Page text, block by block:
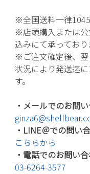
※全国送料一律
※店頭購入または
込みにて承っており
※ご注文確定後、
状況により発送迄
す。
・メールでのお問
・LINE＠での問い
こちらから
・電話でのお問い
03-6264-3577